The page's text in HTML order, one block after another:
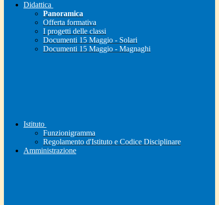
Didattica
Panoramica
Offerta formativa
I progetti delle classi
Documenti 15 Maggio - Solari
Documenti 15 Maggio - Magnaghi
Istituto
Funzionigramma
Regolamento d'Istituto e Codice Disciplinare
Amministrazione